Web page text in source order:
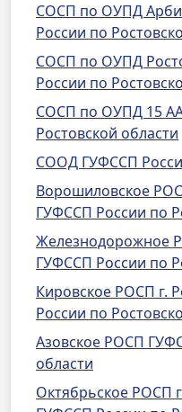
СОСП по ОУПД
России по
СОСП по ОУПД
России по
СОСП по ОУПД 15
Ростовской области
СООД ГУФССП
Ворошиловское
ГУФССП России по
Железнодорожное
ГУФССП России по
Кировское РОСП г.
России по
Азовское РОСП
области
Октябрьское РОСП